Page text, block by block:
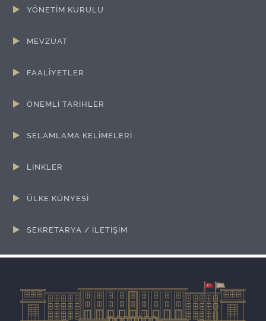
YÖNETİM KURULU
MEVZUAT
FAALİYETLER
ÖNEMLİ TARİHLER
SELAMLAMA KELİMELERİ
LİNKLER
ÜLKE KÜNYESİ
SEKRETARYA / İLETİŞİM